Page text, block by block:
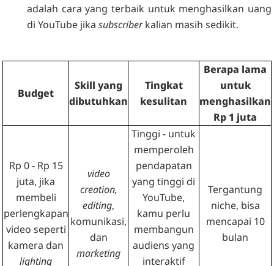
adalah cara yang terbaik untuk menghasilkan uang
di YouTube jika subscriberkalian masih sedikit.
Budget
Skill yang
dibutuhkan
Tingkat
kesulitan
Berapa lama
untuk
menghasilkan
Rp 1 juta
Rp 0 - Rp 15
juta, jika
membeli
perlengkapan
video seperti
kamera dan
lighting
video
creation,
editing,
komunikasi,
dan
marketing
Tinggi - untuk
memperoleh
pendapatan
yang tinggi di
YouTube,
kamu perlu
membangun
audiens yang
interaktif
Tergantung
niche, bisa
mencapai 10
bulan